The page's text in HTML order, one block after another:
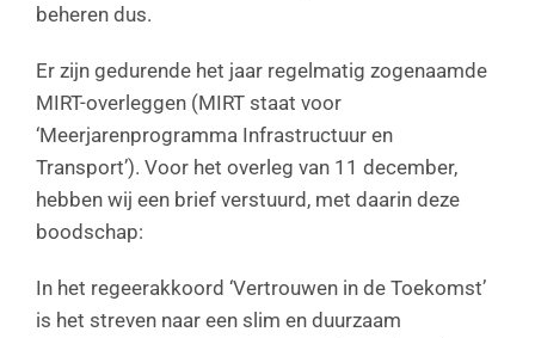
beheren dus.
Er zijn gedurende het jaar regelmatig zogenaamde
MIRT-overleggen (MIRT staat voor
‘Meerjarenprogramma Infrastructuur en
Transport’). Voor het overleg van 11 december,
hebben wij een brief verstuurd, met daarin deze
boodschap:
In het regeerakkoord ‘Vertrouwen in de Toekomst’
is het streven naar een slim en duurzaam